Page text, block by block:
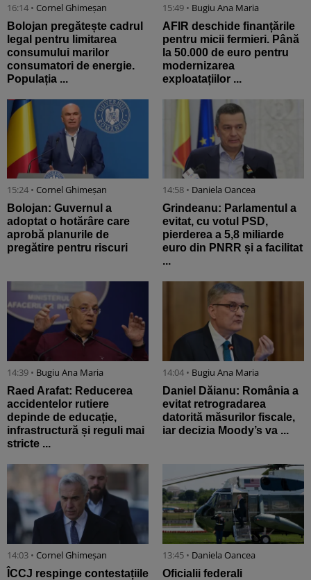
16:14 • Cornel Ghimeșan
Bolojan pregătește cadrul
legal pentru limitarea
consumului marilor
consumatori de energie.
Populația ...
15:49 • Bugiu ⁠Ana Maria
AFIR deschide finanțările
pentru micii fermieri. Până
la 50.000 de euro pentru
modernizarea
exploatațiilor ...
15:24 • Cornel Ghimeșan
Bolojan: Guvernul a
adoptat o hotărâre care
aprobă planurile de
pregătire pentru riscuri
14:58 • Daniela Oancea
Grindeanu: Parlamentul a
evitat, cu votul PSD,
pierderea a 5,8 miliarde
euro din PNRR și a facilitat
...
14:39 • Bugiu ⁠Ana Maria
Raed Arafat: Reducerea
accidentelor rutiere
depinde de educație,
infrastructură și reguli mai
stricte ...
14:04 • Bugiu ⁠Ana Maria
Daniel Dăianu: România a
evitat retrogradarea
datorită măsurilor fiscale,
iar decizia Moody’s va ...
14:03 • Cornel Ghimeșan
ÎCCJ respinge contestațiile
13:45 • Daniela Oancea
Oficialii federali